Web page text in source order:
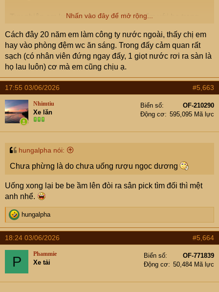
Tuy nhiên em ko có nhã hứng ngồi đối ẩm với họ trong
Nhấn vào đây để mở rộng...
Cách đây 20 năm em làm công ty nước ngoài, thấy chị em
hay vào phòng đệm wc ăn sáng. Trong đấy cảm quan rất
sạch (có nhân viên đứng ngay đấy, 1 giọt nước rơi ra sàn là
họ lau luôn) cơ mà em cũng chịu ạ.
17:55 03/06/2026 #5,663
Nhimtiu
Xe lăn
Biển số
OF-210290
Động cơ
595,095 Mã lực
hungalpha nói:
Chưa phừng là do chưa uống rượu ngọc dương
Uống xong lại be be ầm lên đòi ra sân pick tìm đối thì mệt
anh nhể.
R
e
a
c
t
n
s
hungalpha
18:24 03/06/2026 #5,664
P Phammie
Xe tải
Biển số
OF-771839
Động cơ
50,484 Mã lực